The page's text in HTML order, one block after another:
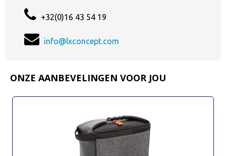
+32(0)16 43 54 19
info@lxconcept.com
ONZE AANBEVELINGEN VOOR JOU